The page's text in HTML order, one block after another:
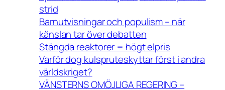
strid
Barnutvisningar och populism – när
känslan tar över debatten
Stängda reaktorer = högt elpris
Varför dog kulspruteskyttar först i andra
världskriget?
VÄNSTERNS OMÖJLIGA REGERING –